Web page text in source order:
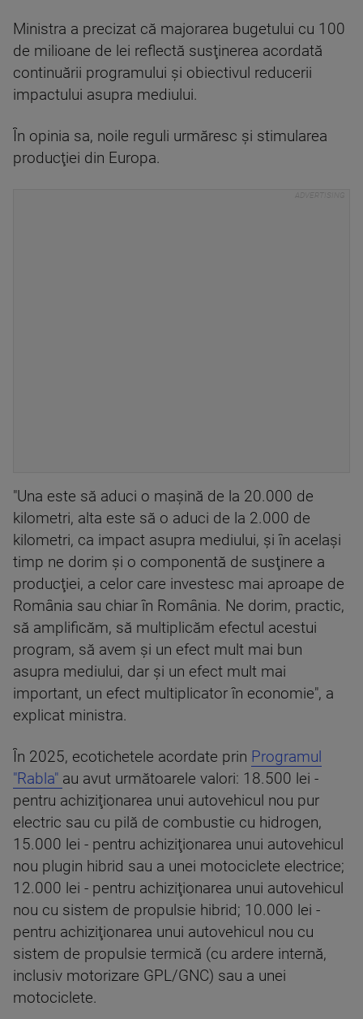
Ministra a precizat că majorarea bugetului cu 100
de milioane de lei reflectă susţinerea acordată
continuării programului şi obiectivul reducerii
impactului asupra mediului.
În opinia sa, noile reguli urmăresc şi stimularea
producţiei din Europa.
"Una este să aduci o maşină de la 20.000 de
kilometri, alta este să o aduci de la 2.000 de
kilometri, ca impact asupra mediului, şi în acelaşi
timp ne dorim şi o componentă de susţinere a
producţiei, a celor care investesc mai aproape de
România sau chiar în România. Ne dorim, practic,
să amplificăm, să multiplicăm efectul acestui
program, să avem şi un efect mult mai bun
asupra mediului, dar şi un efect mult mai
important, un efect multiplicator în economie", a
explicat ministra.
În 2025, ecotichetele acordate prin Programul
"Rabla" au avut următoarele valori: 18.500 lei -
pentru achiziţionarea unui autovehicul nou pur
electric sau cu pilă de combustie cu hidrogen,
15.000 lei - pentru achiziţionarea unui autovehicul
nou plugin hibrid sau a unei motociclete electrice;
12.000 lei - pentru achiziţionarea unui autovehicul
nou cu sistem de propulsie hibrid; 10.000 lei -
pentru achiziţionarea unui autovehicul nou cu
sistem de propulsie termică (cu ardere internă,
inclusiv motorizare GPL/GNC) sau a unei
motociclete.